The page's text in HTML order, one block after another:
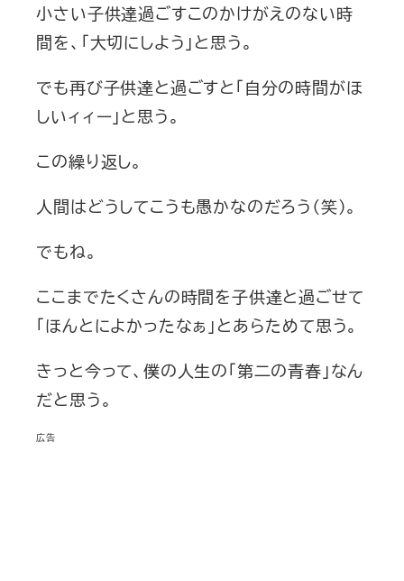
小さい子供達過ごすこのかけがえのない時
間を、「大切にしよう」と思う。
でも再び子供達と過ごすと「自分の時間がほ
しいィィー」と思う。
この繰り返し。
人間はどうしてこうも愚かなのだろう（笑）。
でもね。
ここまでたくさんの時間を子供達と過ごせて
「ほんとによかったなぁ」とあらためて思う。
きっと今って、僕の人生の「第二の青春」なん
だと思う。
広告